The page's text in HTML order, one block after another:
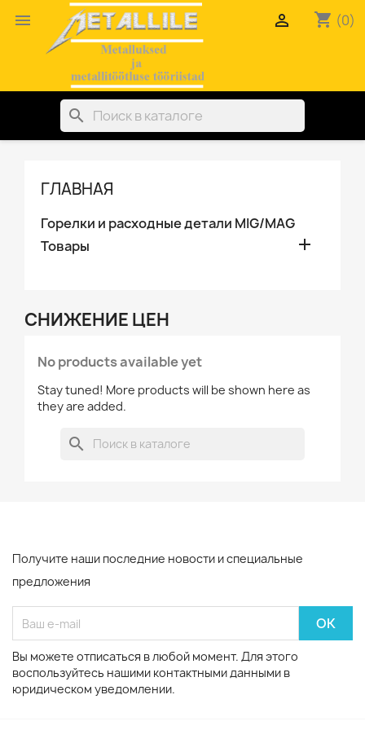
 shopping_cart (0)

search
ГЛАВНАЯ
Горелки и расходные детали MIG/MAG
Товары

СНИЖЕНИЕ ЦЕН
No products available yet
Stay tuned! More products will be shown here as
they are added.
search
Получите наши последние новости и специальные
предложения
Вы можете отписаться в любой момент. Для этого
воспользуйтесь нашими контактными данными в
юридическом уведомлении.